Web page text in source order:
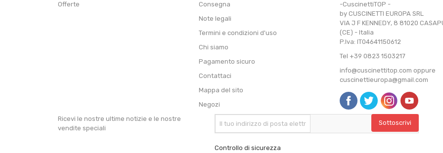
Offerte
Consegna
Note legali
Termini e condizioni d'uso
Chi siamo
Pagamento sicuro
Contattaci
Mappa del sito
Negozi
-CuscinettiTOP -
by CUSCINETTI EUROPA SRL
VIA J F KENNEDY, 8 81020
(CE) - Italia
P.Iva: IT04641150612
Tel +39 0823 1503217
info@cuscinettitop.com oppure
cuscinettieuropa@gmail.com
Ricevi le nostre ultime notizie e le nostre
vendite speciali
Controllo di sicurezza